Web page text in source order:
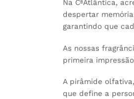
Na CªAtlântica,
despertar
garantindo que
As nossas
primeira
A pirâmide
que define a